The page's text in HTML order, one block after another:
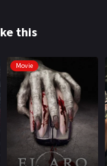
this
Movie